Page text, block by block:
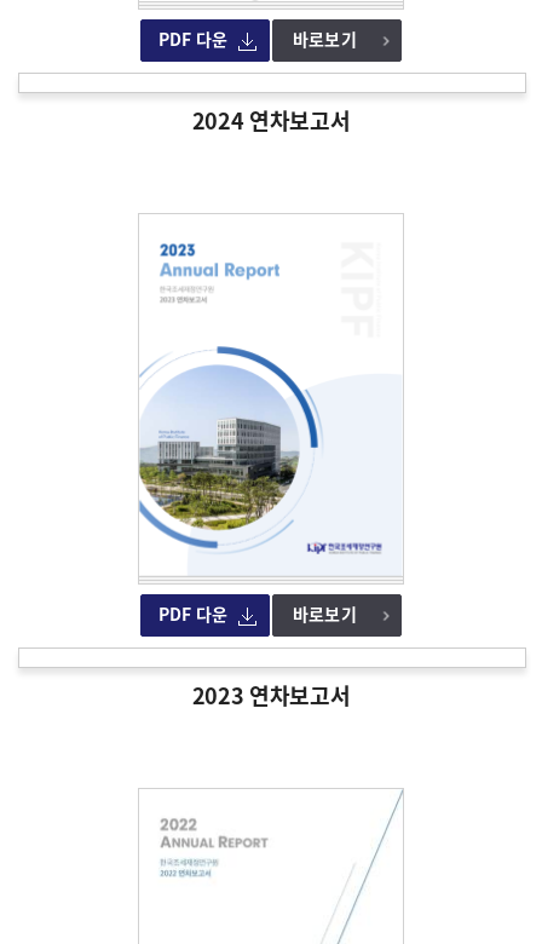
PDF 다운 바로보기
2024 연차보고서
PDF 다운 바로보기
2023 연차보고서